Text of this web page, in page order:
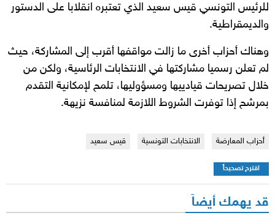
للرئيس التونسي قيس سعيد الذي تعتبره انقلابا على الدستور
والديمقراطية.
وهناك أحزاب أخرى ما زالت مواقفها أقرب إلى المشاركة، حيث
لم تعلن رسميا مشاركتها في الانتخابات الرئاسية، ولكن من
خلال تصريحات قيادييها ومسؤوليها، تلمح لإمكانية التقدم
بمرشح إذا توفرت الشروط اللازمة لمنافسة نزيهة.
أحزاب المعارضة الانتخابات التونسية قيس سعيد
اقترح تصحيحاً
قد يهمك أيضاً